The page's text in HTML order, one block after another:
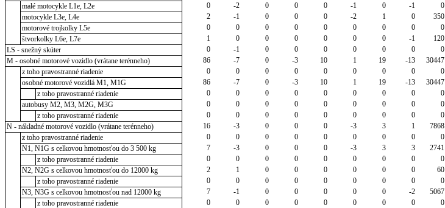
malé motocykle L1e, L2e
0 -2 0 0 0 -1 0 -1 0
motocykle L3e, L4e
2 -1 0 0 0 -2 1 0 350
motorové trojkolky L5e
0 0 0 0 0 0 0 0 0
štvorkolky L6e, L7e
1 0 0 0 0 0 0 -1 120
LS - snežný skúter
0 -1 0 0 0 0 0 0 0
M - osobné motorové vozidlo (vrátane terénneho)
86 -7 0 -3 10 1 19 -13 30447
z toho pravostranné riadenie
0 0 0 0 0 0 0 0 0
osobné motorové vozidlá M1, M1G
86 -7 0 -3 10 1 19 -13 30447
z toho pravostranné riadenie
0 0 0 0 0 0 0 0 0
autobusy M2, M3, M2G, M3G
0 0 0 0 0 0 0 0 0
z toho pravostranné riadenie
0 0 0 0 0 0 0 0 0
N - nákladné motorové vozidlo (vrátane terénneho)
16 -3 0 0 0 -3 3 1 7868
z toho pravostranné riadenie
0 0 0 0 0 0 0 0 0
N1, N1G s celkovou hmotnosťou do 3 500 kg
7 -3 0 0 0 -3 3 3 2741
z toho pravostranné riadenie
0 0 0 0 0 0 0 0 0
N2, N2G s celkovou hmotnosťou do 12000 kg
2 1 0 0 0 0 0 0 60
z toho pravostranné riadenie
0 0 0 0 0 0 0 0 0
N3, N3G s celkovou hmotnosťou nad 12000 kg
7 -1 0 0 0 0 0 -2 5067
z toho pravostranné riadenie
0 0 0 0 0 0 0 0 0